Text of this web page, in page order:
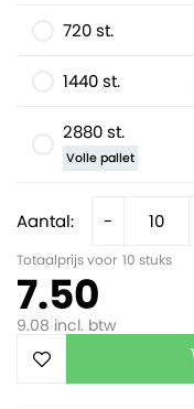
Aantal: -
Totaalprijs voor 10 stuks
7.50
9.08 incl. btw
720 st.
1440 st.
2880 st.
Volle pallet